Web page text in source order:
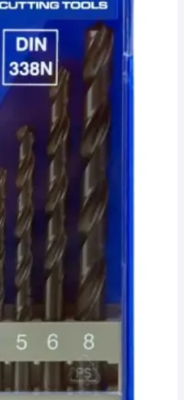
de Ferretería El Arroyo.
y te ayudo a encontrarlo,
exacto